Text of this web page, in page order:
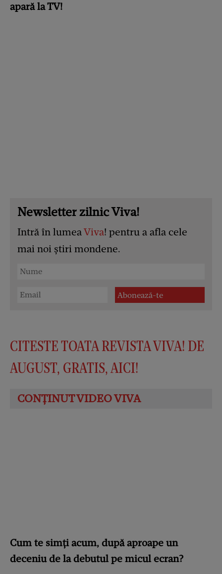
apară la TV!
Newsletter zilnic Viva!
Intră în lumeaViva! pentru a afla cele
mai noi știri mondene.
CITESTE TOATA REVISTA VIVA! DE
AUGUST, GRATIS, AICI!
Cum te simți acum, după aproape un
deceniu de la debutul pe micul ecran?